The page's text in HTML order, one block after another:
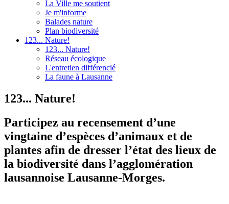
La Ville me soutient
Je m'informe
Balades nature
Plan biodiversité
123... Nature!
123... Nature!
Réseau écologique
L'entretien différencié
La faune à Lausanne
123... Nature!
Participez au recensement d’une
vingtaine d’espèces d’animaux et de
plantes afin de dresser l’état des lieux de
la biodiversité dans l’agglomération
lausannoise Lausanne-Morges.